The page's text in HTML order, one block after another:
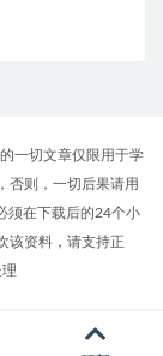
一切文章仅限用于学
否则，一切后果请用
须在下载后的24个小
该资料，请支持正